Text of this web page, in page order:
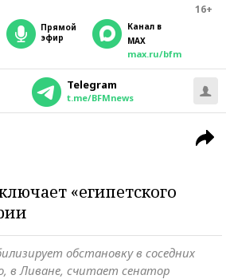
16+
прямой
эфир
Канал в
MAX
max.ru/bfm
Telegram
t.me/BFMnews
«египетского
обстановку в соседних
в Ливане, считает сенатор